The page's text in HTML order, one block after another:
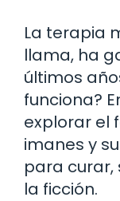
La terapia
llama, ha
últimos
funciona?
explorar el
imanes y
para curar,
la ficción.